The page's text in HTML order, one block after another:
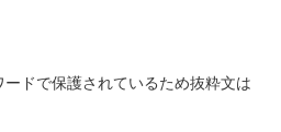
ードで保護されているため抜粋文は